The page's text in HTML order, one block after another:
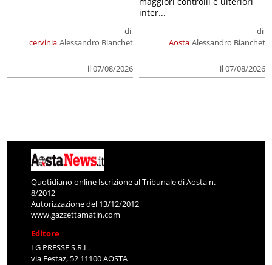
cervinia
di
Alessandro Bianchet
il 07/08/2026
Aosta
di
Alessandro Bianchet
il 07/08/2026
inter...
Quotidiano online Iscrizione al Tribunale di Aosta n.
8/2012
Autorizzazione del 13/12/2012
www.gazzettamatin.com
Editore
LG PRESSE S.R.L.
via Festaz, 52 11100 AOSTA